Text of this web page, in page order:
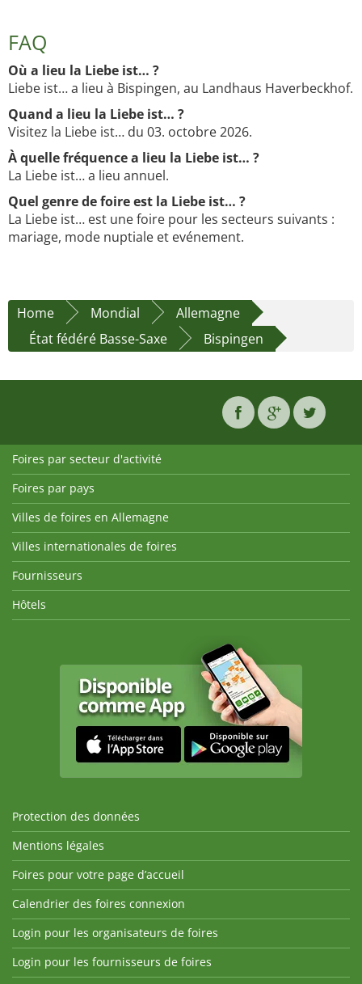
FAQ
Où a lieu la Liebe ist… ?
Liebe ist… a lieu à Bispingen, au Landhaus Haverbeckhof.
Quand a lieu la Liebe ist… ?
Visitez la Liebe ist… du 03. octobre 2026.
À quelle fréquence a lieu la Liebe ist… ?
La Liebe ist… a lieu annuel.
Quel genre de foire est la Liebe ist… ?
La Liebe ist… est une foire pour les secteurs suivants :
mariage, mode nuptiale et evénement.
Home Mondial
Allemagne
État fédéré Basse-Saxe
Bispingen
Foires par secteur d'activité
Foires par pays
Villes de foires en Allemagne
Villes internationales de foires
Fournisseurs
Hôtels
Protection des données
Mentions légales
Foires pour votre page d’accueil
Calendrier des foires connexion
Login pour les organisateurs de foires
Login pour les fournisseurs de foires